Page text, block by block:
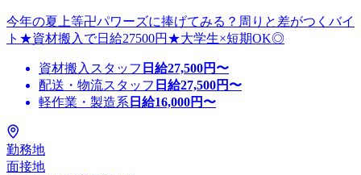
今年の夏上等卍パワーズに捧げてみる？周りと差がつくバイ
ト★資材搬入で日給27500円★大学生×短期OK◎
資材搬入スタッフ 日給27,500円〜
配送・物流スタッフ 日給27,500円〜
軽作業・製造系 日給16,000円〜
勤務地
面接地